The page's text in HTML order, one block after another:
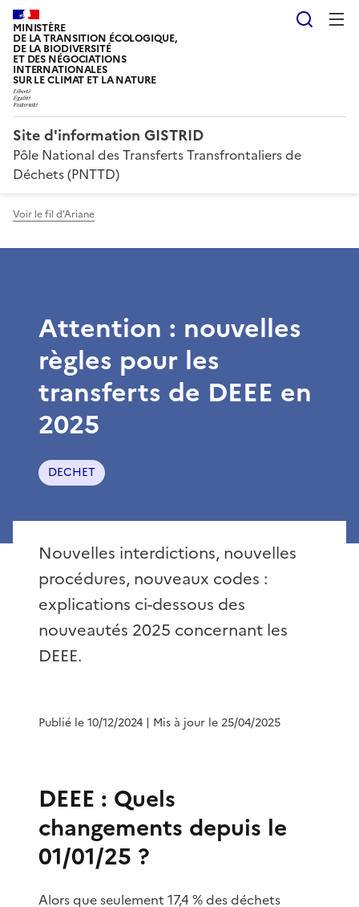
MINISTÈRE
DE LA TRANSITION ÉCOLOGIQUE,
DE LA BIODIVERSITÉ
ET DES NÉGOCIATIONS
INTERNATIONALES
SUR LE CLIMAT ET LA NATURE
Site d'information GISTRID
Pôle National des Transferts Transfrontaliers de
Déchets (PNTTD)
Voir le fil d'Ariane
Attention : nouvelles
règles pour les
transferts de DEEE en
2025
DECHET
Nouvelles interdictions, nouvelles
procédures, nouveaux codes :
explications ci-dessous des
nouveautés 2025 concernant les
DEEE.
Publié le 10/12/2024 | Mis à jour le 25/04/2025
DEEE : Quels
changements depuis le
01/01/25 ?
Alors que seulement 17,4 % des déchets